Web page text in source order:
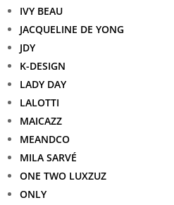
IVY BEAU
JACQUELINE DE YONG
JDY
K-DESIGN
LADY DAY
LALOTTI
MAICAZZ
MEANDCO
MILA SARVÉ
ONE TWO LUXZUZ
ONLY